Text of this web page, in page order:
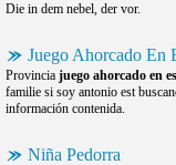
Die in dem nebel, der vor.
Juego Ahorcado En
Provincia juego ahorcado en
familie si soy antonio est
información contenida.
Niña Pedorra